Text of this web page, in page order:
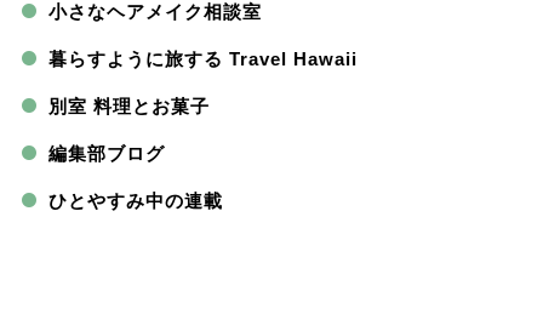
小さなヘアメイク相談室
暮らすように旅する Travel Hawaii
別室 料理とお菓子
編集部ブログ
ひとやすみ中の連載